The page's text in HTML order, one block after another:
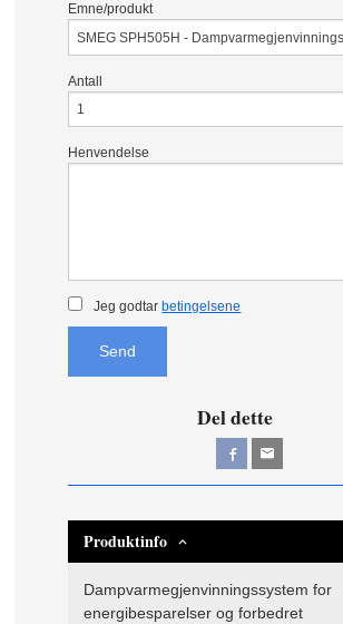
Emne/produkt
Antall
Henvendelse
Jeg godtar betingelsene
Send
Del dette
Produktinfo
Dampvarmegjenvinningssystem for
energibesparelser og forbedret